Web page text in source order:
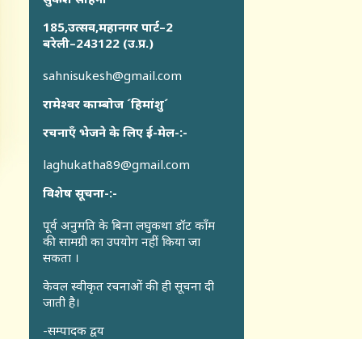
185,उत्सव,महानगर पार्ट–2
बरेली–243122 (उ.प्र.)
sahnisukesh@gmail.com
रामेश्वर काम्बोज ´हिमांशु´
रचनाएँ भेजने के लिए ई-मेल-:-
laghukatha89@gmail.com
विशेष सूचना-:-
पूर्व अनुमति के बिना लघुकथा डॉट कॉंम
की सामग्री का उपयोग नहीं किया जा
सकता ।
केवल स्वीकृत रचनाओं की ही सूचना दी
जाती है।
-सम्पादक द्वय